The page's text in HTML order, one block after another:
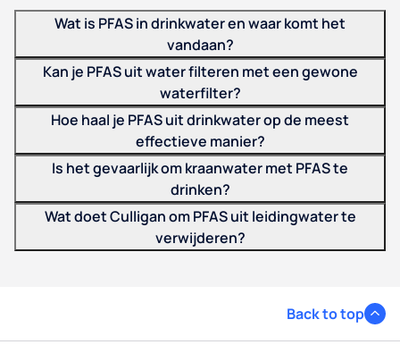
Wat is PFAS in drinkwater en waar komt het
vandaan?
Kan je PFAS uit water filteren met een gewone
waterfilter?
Hoe haal je PFAS uit drinkwater op de meest
effectieve manier?
Is het gevaarlijk om kraanwater met PFAS te
drinken?
Wat doet Culligan om PFAS uit leidingwater te
verwijderen?
Back to top